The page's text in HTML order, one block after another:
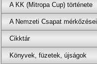
A KK (Mitropa Cup) története
A Nemzeti Csapat mérkőzései
Cikktár
Könyvek, füzetek, újságok